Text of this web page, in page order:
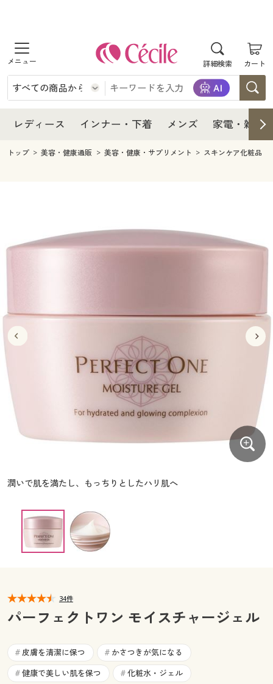
詳細検索 カート
商品を探す
レディース
レディースファッション
インナー・下着
インナー・下着通販すべて
メンズ
寝具・インテリア・家具通販すべて
寝具・ベッド
カーテン・ラグ・ファブリック
美容・健康
美容・健康・サプリメント
制服・スクールすべて
ジュニア・ティーンズ下着
大きいサイズ
大きいサイズ通販すべて
大きいサイズ レディース服
大きいサイズ レディース下着
商品カテゴリ一覧
カタログ・チラシからのご注文
デジタルカタログ
カタログ無料プレゼント
マイページ
閲覧履歴
お気に入り
レディース インナー・下着 メンズ 家電・雑貨
レディース
レディース通販すべて
レディースファッション
インナー・下着
インナー・下着通販すべて
メンズ
キッチン・雑貨・日用品
家具・収納
カーテン・ラグ・ファブリック
美容・健康通販すべて
制服・スクール
制服・学生服
ジュニア・ティーンズ下着
大きいサイズ通販すべて
大きいサイズ レディース服
大きいサイズ レディース下着
大きいサイズ メンズ
バーゲン
バーゲンセール
詳細検索
カタログ
カタログ・チラシからのご注文
カタログ無料プレゼント
会員メニュー
閲覧履歴
サポート
トップ 美容・健康通販 美容・健康・サプリメント スキンケア化粧品
潤いで肌を満たし、もっちりとしたハリ肌へ
34件
パーフェクトワン モイスチャージェル
# 皮膚を清潔に保つ # かさつきが気になる
# 健康で美しい肌を保つ # 化粧水・ジェル